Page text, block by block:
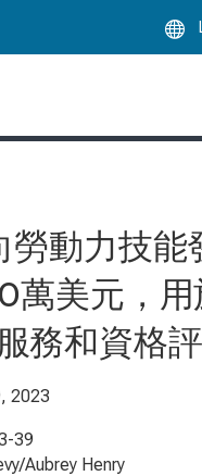
勞動力技能
萬美元，
務和資格
2023
39
Aubrey Henry